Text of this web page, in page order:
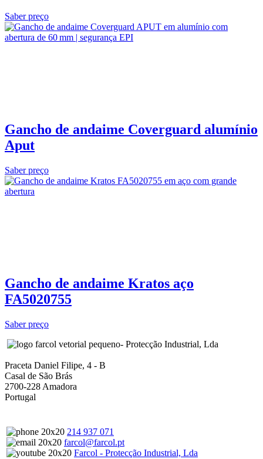
Saber preço
Gancho de andaime Coverguard alumínio
Aput
Saber preço
Gancho de andaime Kratos aço
FA5020755
Saber preço
- Protecção Industrial, Lda
Praceta Daniel Filipe, 4 - B
Casal de São Brás
2700-228 Amadora
Portugal
214 937 071
farcol@farcol.pt
Farcol - Protecção Industrial, Lda